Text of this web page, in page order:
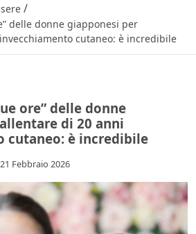
/
delle donne giapponesi per
cutaneo: è incredibile
ore” delle donne
di 20 anni
cutaneo: è incredibile
21 Febbraio 2026